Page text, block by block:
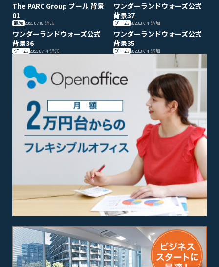
The PARC Group プール 背景
01
観光 2023.07.18 追加
ワンダーランドウォーズ公式
背景37
ゲーム 2023.07.14追加
ワンダーランドウォーズ公式
背景36
ゲーム 2023.07.14 追加
ワンダーランドウォーズ公式
背景35
ゲーム 2023.07.14追加